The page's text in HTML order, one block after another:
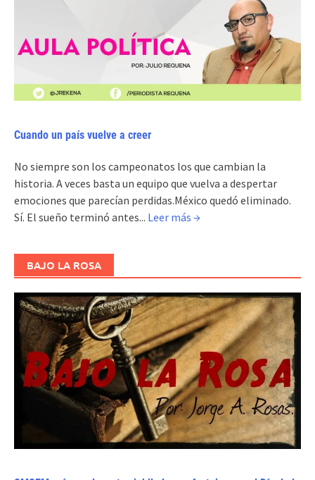
Cuando un país vuelve a creer
No siempre son los campeonatos los que cambian la
historia. A veces basta un equipo que vuelva a despertar
emociones que parecían perdidas.México quedó eliminado.
Sí. El sueño terminó antes... Leer más →
BAJO LA ROSA